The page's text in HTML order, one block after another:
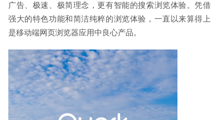
广告、极速、极简理念，更有智能的搜索浏览体验。凭借
强大的特色功能和简洁纯粹的浏览体验，一直以来算得上
是移动端网页浏览器应用中良心产品。
黄玉照片-Topaz Photo AI 1.3.6 中文汉化免安装便携破解版
+离线模型 2023-05-26
黄玉照片-Topaz Photo AI 1.3.6 官方中文汉化破解版+离线模